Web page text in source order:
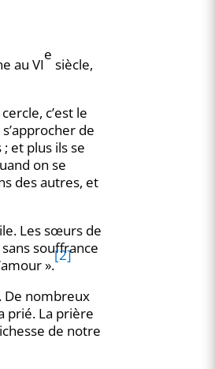
au VI
e
siècle,
c’est le
de
et plus ils se
on se
des autres, et
Les sœurs de
souffrance
».
[2]
De nombreux
prié. La prière
de notre